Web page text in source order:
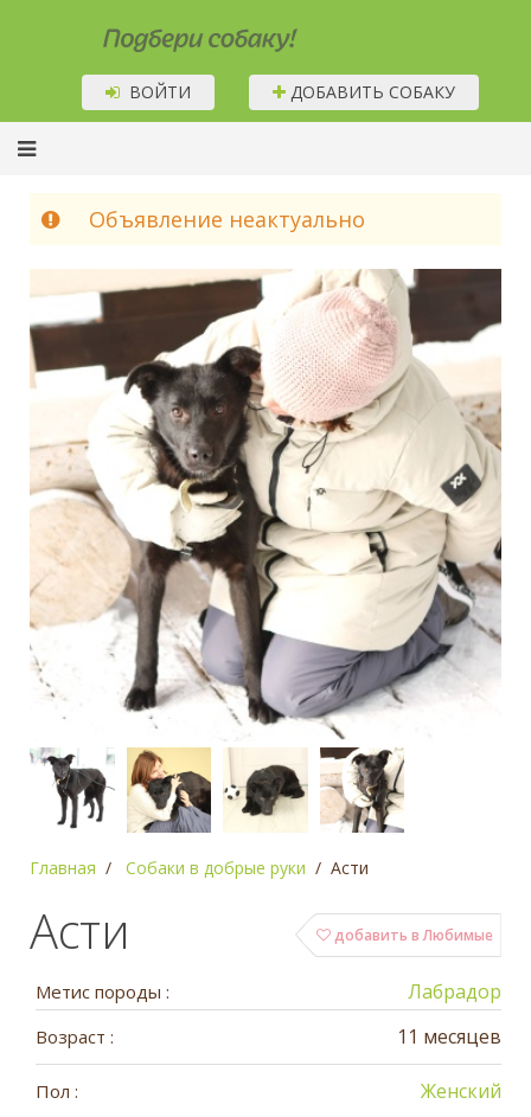
Подбери собаку!
ВОЙТИ ДОБАВИТЬ СОБАКУ
Объявление неактуально
Главная Собаки в добрые руки Асти
добавить в Любимые
Асти
Метис породы : Лабрадор
Возраст : 11 месяцев
Пол : Женский